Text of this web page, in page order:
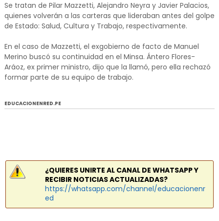
Se tratan de Pilar Mazzetti, Alejandro Neyra y Javier Palacios,
quienes volverán a las carteras que lideraban antes del golpe
de Estado: Salud, Cultura y Trabajo, respectivamente.
En el caso de Mazzetti, el exgobierno de facto de Manuel
Merino buscó su continuidad en el Minsa. Ántero Flores-
Aráoz, ex primer ministro, dijo que la llamó, pero ella rechazó
formar parte de su equipo de trabajo.
EDUCACIONENRED.PE
¿QUIERES UNIRTE AL CANAL DE WHATSAPP Y
RECIBIR NOTICIAS ACTUALIZADAS?
https://whatsapp.com/channel/educacionenr
ed